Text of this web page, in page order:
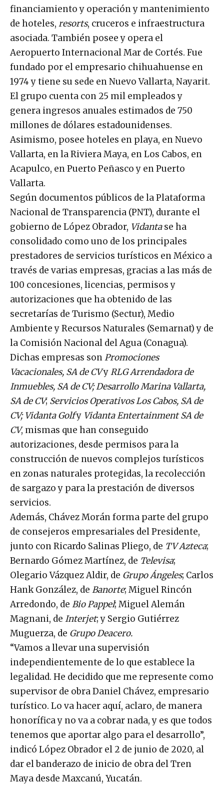
financiamiento y operación y mantenimiento
de hoteles, resorts, cruceros e infraestructura
asociada. También posee y opera el
Aeropuerto Internacional Mar de Cortés. Fue
fundado por el empresario chihuahuense en
1974 y tiene su sede en Nuevo Vallarta, Nayarit.
El grupo cuenta con 25 mil empleados y
genera ingresos anuales estimados de 750
millones de dólares estadounidenses.
Asimismo, posee hoteles en playa, en Nuevo
Vallarta, en la Riviera Maya, en Los Cabos, en
Acapulco, en Puerto Peñasco y en Puerto
Vallarta.
Según documentos públicos de la Plataforma
Nacional de Transparencia (PNT), durante el
gobierno de López Obrador, Vidantase ha
consolidado como uno de los principales
prestadores de servicios turísticos en México a
través de varias empresas, gracias a las más de
100 concesiones, licencias, permisos y
autorizaciones que ha obtenido de las
secretarías de Turismo (Sectur), Medio
Ambiente y Recursos Naturales (Semarnat) y de
la Comisión Nacional del Agua (Conagua).
Dichas empresas sonPromociones
Vacacionales, SA de CVyRLG Arrendadora de
Inmuebles, SA de CV; Desarrollo Marina Vallarta,
SA de CV; Servicios Operativos Los Cabos, SA de
CV; Vidanta Golfy Vidanta Entertainment SA de
CV, mismas que han conseguido
autorizaciones, desde permisos para la
construcción de nuevos complejos turísticos
en zonas naturales protegidas, la recolección
de sargazo y para la prestación de diversos
servicios.
Además, Chávez Morán forma parte del grupo
de consejeros empresariales del Presidente,
junto con Ricardo Salinas Pliego, de TV Azteca;
Bernardo Gómez Martínez, de Televisa;
Olegario Vázquez Aldir, de Grupo Ángeles; Carlos
Hank González, de Banorte; Miguel Rincón
Arredondo, de Bio Pappel; Miguel Alemán
Magnani, de Interjet; y Sergio Gutiérrez
Muguerza, de Grupo Deacero.
“Vamos a llevar una supervisión
independientemente de lo que establece la
legalidad. He decidido que me represente como
supervisor de obra Daniel Chávez, empresario
turístico. Lo va hacer aquí, aclaro, de manera
honorífica y no va a cobrar nada, y es que todos
tenemos que aportar algo para el desarrollo”,
indicó López Obrador el 2 de junio de 2020, al
dar el banderazo de inicio de obra del Tren
Maya desde Maxcanú, Yucatán.